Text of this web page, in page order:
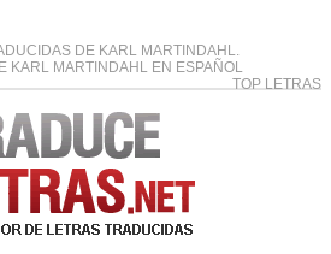
DE KARL MARTINDAHL.
KARL MARTINDAHL EN ESPAÑOL
TOP LETRAS